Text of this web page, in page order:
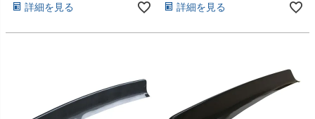
詳細を見る 詳細を見る